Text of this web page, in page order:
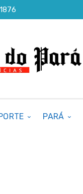
PARÁ